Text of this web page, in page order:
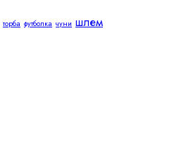
торба футболка чуни шлем